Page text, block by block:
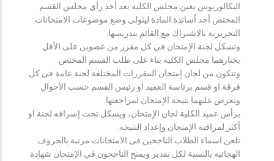
البكالوريوس يعين مجلس الكلية بعد أخذ رأي مجلس القسم
المختص أحد أساتذة المادة ليتولى وضع موضوعات الامتحانات
التحريرية بالاشتراك مع القائم بتدريسها.
وتشكل لجنة الإمتحان في كل مقرر من عضوين على الأقل
يختارهما مجلس الكلية بناء على طلب القسم المختص.
وتتكون من لجان إمتحان المقررات المختلفة لجنة عامة في كل
فرقة او قسم برئاسة العميد او رئيس القسم حسب الأحوال
وتعرض عليهما نتيجة الإمتحان لمراجعتها.
يرأس عميد الكلية لجان الإمتحان، ويشكل تحت إشرافه لجنة او
أكثر لمراقبة الإمتحان وإعداد النتيجة.
تلعن اسماء الطلاب الناجحين فى الامتحانات مرتبة بالحروف
الهجائيه بالنسبة لكل تقدير ويمنح الناجحون في الإمتحان شهادة